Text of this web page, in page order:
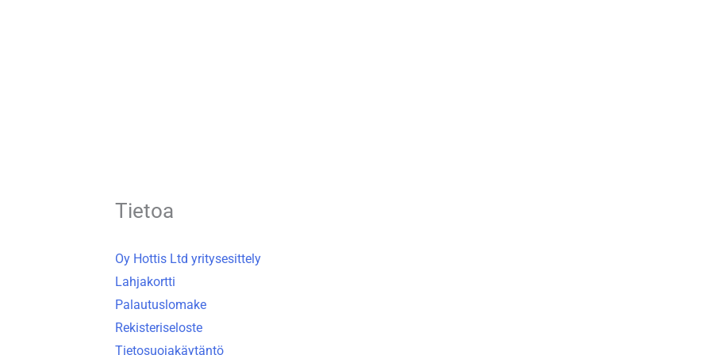
Tietoa
Oy Hottis Ltd yritysesittely
Lahjakortti
Palautuslomake
Rekisteriseloste
Tietosuojakäytäntö